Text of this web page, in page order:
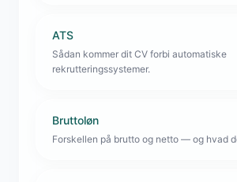
ATS
Sådan kommer dit CV forbi automatiske
rekrutteringssystemer.
Bruttoløn
Forskellen på brutto og netto — og hvad